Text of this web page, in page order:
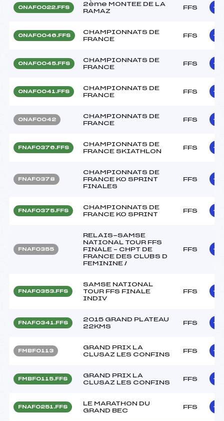
ONAF0022.FFS
2ème MONTEE DE LA
RAMAZ
FFS
ONAF0046.FFS
CHAMPIONNATS DE
FRANCE
FFS
ONAF0045.FFS
CHAMPIONNATS DE
FRANCE
FFS
ONAF0041.FFS
CHAMPIONNATS DE
FRANCE
FFS
ONAF0042
CHAMPIONNATS DE
FRANCE
FFS
FNAF0376.FFS
CHAMPIONNATS DE
FRANCE SKIATHLON
FFS
FNAF0378
CHAMPIONNATS DE
FRANCE KO SPRINT
FINALES
FFS
FNAF0375.FFS
CHAMPIONNATS DE
FRANCE KO SPRINT
FFS
FNAF0355
RELAIS-SAMSE
NATIONAL TOUR FFS
FINALE – CHPT DE
FRANCE DES CLUBS D
FEMININE /
FFS
FNAF0353.FFS
SAMSE NATIONAL
TOUR FFS FINALE
INDIV
FFS
FNAF0341.FFS
2015 GRAND PLATEAU
22KMS
FFS
FMBF0113
GRAND PRIX LA
CLUSAZ LES CONFINS
FFS
FMBF0115.FFS
GRAND PRIX LA
CLUSAZ LES CONFINS
FFS
FNAF0251.FFS
LE MARATHON DU
GRAND BEC
FFS